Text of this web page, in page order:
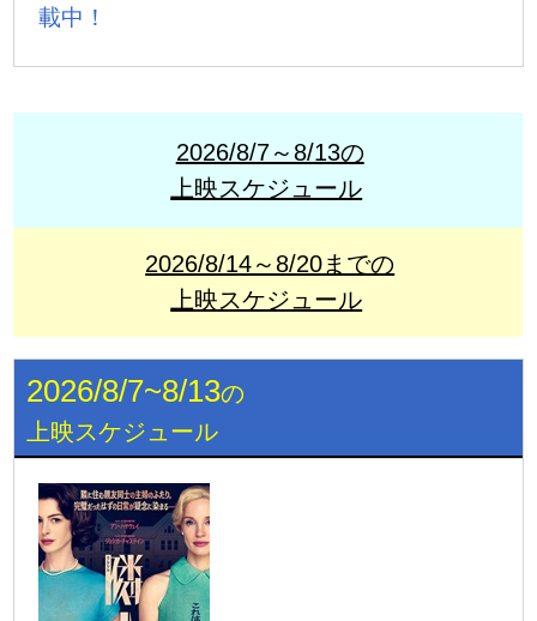
載中！
2026/8/7～8/13の
上映スケジュール
2026/8/14～8/20までの
上映スケジュール
2026/8/7~8/13の
上映スケジュール